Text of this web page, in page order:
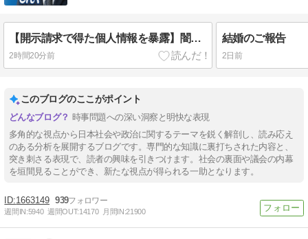
【開示請求で得た個人情報を暴露】闇のクマさんが、百田尚樹氏および猫組長氏を提訴～全ての表現者に勝利を！
2時間20分前
結婚のご報告
2日前
このブログのここがポイント
時事問題への深い洞察と明快な表現
多角的な視点から日本社会や政治に関するテーマを鋭く解剖し、読み応え
のある分析を展開するブログです。専門的な知識に裏打ちされた内容と、
突き刺さる表現で、読者の興味を引きつけます。社会の裏面や議会の内幕
を垣間見ることができ、新たな視点が得られる一助となります。
1663149 939
週間IN:5940 週間OUT:14170 月間IN:21900